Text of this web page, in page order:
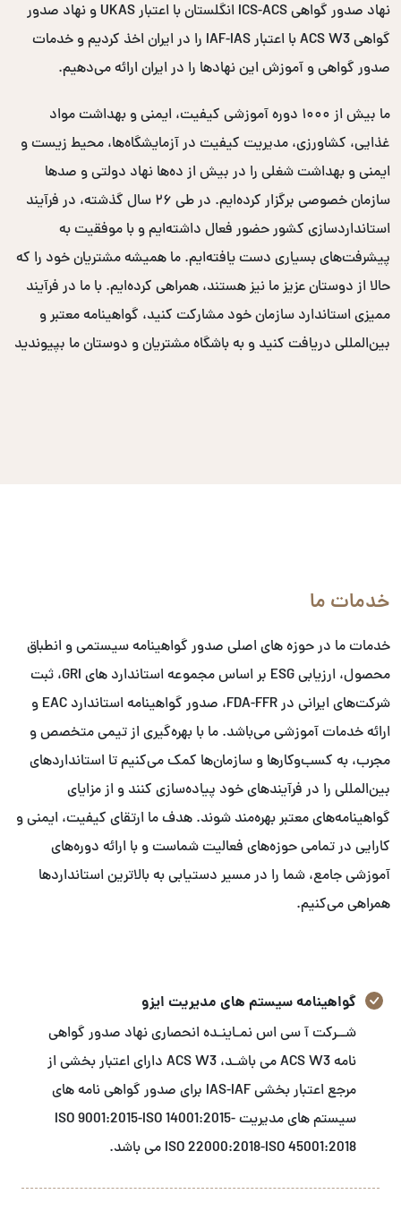
نهاد صدور گواهی ICS-ACS انگلستان با اعتبار UKAS و نهاد صدور
گواهی ACS W3 با اعتبار IAF-IAS را در ایران اخذ کردیم و خدمات
صدور گواهی و آموزش این نهادها را در ایران ارائه می‌دهیم.
ما بیش از ۱۰۰۰ دوره آموزشی کیفیت، ایمنی و بهداشت مواد
غذایی، کشاورزی، مدیریت کیفیت در آزمایشگاه‌ها، محیط زیست و
ایمنی و بهداشت شغلی را در بیش از ده‌ها نهاد دولتی و صدها
سازمان خصوصی برگزار کرده‌ایم. در طی ۲۶ سال گذشته، در فرآیند
استانداردسازی کشور حضور فعال داشته‌ایم و با موفقیت به
پیشرفت‌های بسیاری دست یافته‌ایم. ما همیشه مشتریان خود را که
حالا از دوستان عزیز ما نیز هستند، همراهی کرده‌ایم. با ما در فرآیند
ممیزی استاندارد سازمان خود مشارکت کنید، گواهینامه معتبر و
بین‌المللی دریافت کنید و به باشگاه مشتریان و دوستان ما بپیوندید
خدمات ما
خدمات ما در حوزه های اصلی صدور گواهینامه سیستمی و انطباق
محصول، ارزیابی ESG بر اساس مجموعه استاندارد های GRI، ثبت
شرکت‌های ایرانی در FDA-FFR، صدور گواهینامه استاندارد EAC و
ارائه خدمات آموزشی می‌باشد. ما با بهره‌گیری از تیمی متخصص و
مجرب، به کسب‌وکارها و سازمان‌ها کمک می‌کنیم تا استانداردهای
بین‌المللی را در فرآیندهای خود پیاده‌سازی کنند و از مزایای
گواهینامه‌های معتبر بهره‌مند شوند. هدف ما ارتقای کیفیت، ایمنی و
کارایی در تمامی حوزه‌های فعالیت شماست و با ارائه دوره‌های
آموزشی جامع، شما را در مسیر دستیابی به بالاترین استانداردها
همراهی می‌کنیم.
گواهینامه سیستم های مدیریت ایزو
شــرکت آ سی اس نمـاینـده انحصاری نهاد صدور گواهی
نامه ACS W3 می باشـد، ACS W3 دارای اعتبار بخشی از
مرجع اعتبار بخشی IAS-IAF برای صدور گواهی نامه های
سیستم های مدیریت ISO 9001:2015-ISO 14001:2015-
ISO 22000:2018-ISO 45001:2018 می باشد.